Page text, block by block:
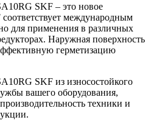
SKF – это новое
международным
для применения в различных
Наружная поверхность
герметизацию
SKF из износостойкого
вашего оборудования,
техники и